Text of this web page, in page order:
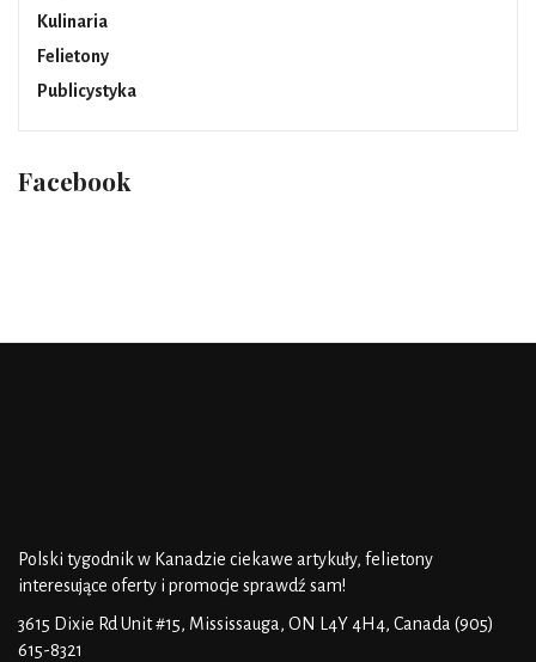
Kulinaria
Felietony
Publicystyka
Facebook
Polski tygodnik w Kanadzie ciekawe artykuły, felietony
interesujące oferty i promocje sprawdź sam!
3615 Dixie Rd Unit #15, Mississauga, ON L4Y 4H4, Canada (905)
615-8321